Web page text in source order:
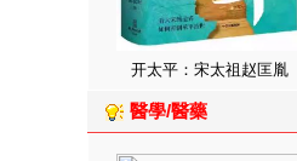
开太平：宋太祖赵匡胤
醫學/醫藥